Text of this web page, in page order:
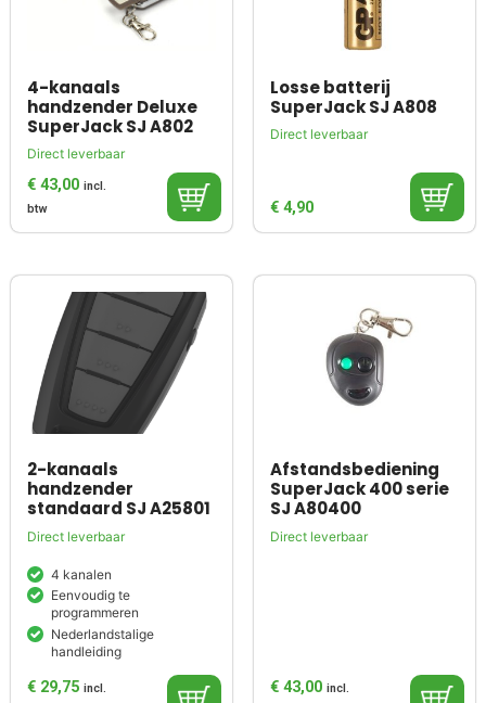
4-kanaals
handzender Deluxe
SuperJack SJ A802
Direct leverbaar
€ 43,00 incl.
btw
Losse batterij
SuperJack SJ A808
Direct leverbaar
€ 4,90
2-kanaals
handzender
standaard SJ A25801
Direct leverbaar
4 kanalen
Eenvoudig te
programmeren
Nederlandstalige
handleiding
€ 29,75 incl.
Afstandsbediening
SuperJack 400 serie
SJ A80400
Direct leverbaar
€ 43,00 incl.